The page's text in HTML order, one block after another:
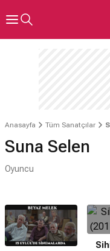
Anasayfa Tüm Sanatçılar
Suna Selen
Oyuncu